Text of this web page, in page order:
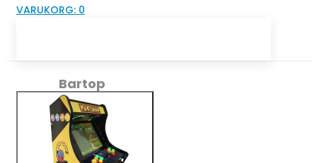
VARUKORG: 0
Bartop